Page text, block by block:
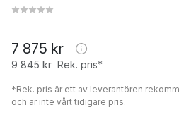
7 875 kr
9 845 kr Rek. pris*
*Rek. pris är ett av leverantören
och är inte vårt tidigare pris.